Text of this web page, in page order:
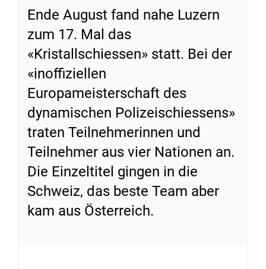
Ende August fand nahe Luzern
zum 17. Mal das
«Kristallschiessen» statt. Bei der
«inoffiziellen
Europameisterschaft des
dynamischen Polizeischiessens»
traten Teilnehmerinnen und
Teilnehmer aus vier Nationen an.
Die Einzeltitel gingen in die
Schweiz, das beste Team aber
kam aus Österreich.